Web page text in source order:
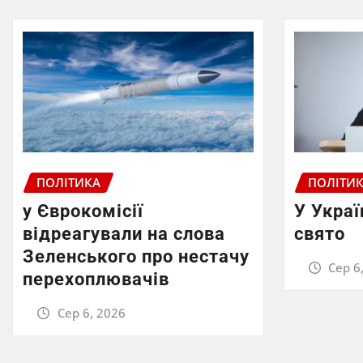
ПОЛІТИКА
у Єврокомісії
відреагували на слова
Зеленського про нестачу
перехоплювачів
Сер 6, 2026
У
свято
Сер